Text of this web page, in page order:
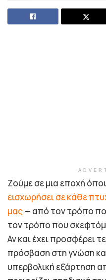
Ζούμε σε μια εποχή
εισχωρήσει σε κάθε
μας — από τον τρόπο
τον τρόπο που
Αν και έχει προσφέρει
πρόσβαση στη γνώση
υπερβολική εξάρτηση